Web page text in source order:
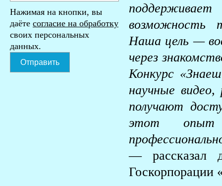
Нажимая на кнопки, вы
даёте согласие на обработку
своих персональных
данных.
Отправить
возможность
Наша цель —
через
Конкурс
научные видео,
получают
этот опыт
— рассказал
Госкорпорации